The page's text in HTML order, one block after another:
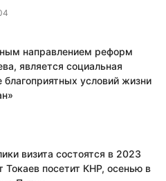
направлением реформ
является социальная
благоприятных условий жизни
визита состоятся в 2023
посетит КНР, осенью в